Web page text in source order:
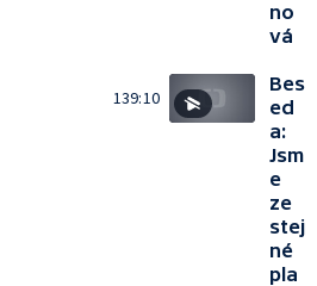
no
vá
139:10
Bes
ed
a:
Jsm
e
ze
stej
né
pla